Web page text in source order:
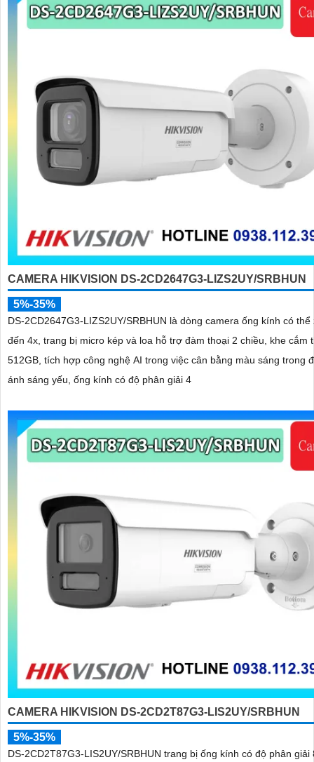
CAMERA HIKVISION DS-2CD2647G3-LIZS2UY/SRBHUN
5%-35%
DS-2CD2647G3-LIZS2UY/SRBHUN là dòng camera ống kính có thể
đến 4x, trang bị micro kép và loa hỗ trợ đàm thoại 2 chiều, khe cắm
512GB, tích hợp công nghệ AI trong việc cân bằng màu sáng trong
ánh sáng yếu, ống kính có độ phân giải 4
CAMERA HIKVISION DS-2CD2T87G3-LIS2UY/SRBHUN
5%-35%
DS-2CD2T87G3-LIS2UY/SRBHUN trang bị ống kính có độ phân giải